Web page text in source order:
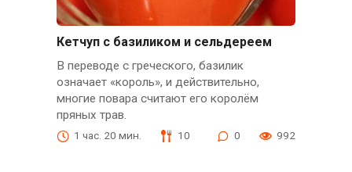
Кетчуп с базиликом и сельдереем
В переводе с греческого, базилик
означает «король», и действительно,
многие повара считают его королём
пряных трав.
1 час. 20 мин. 10 0 992